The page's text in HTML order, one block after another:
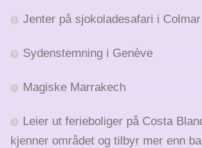
Jenter på sjokoladesafari i Colmar
Sydenstemning i Genève
Magiske Marrakech
Leier ut ferieboliger på Costa
kjenner området og tilbyr mer enn